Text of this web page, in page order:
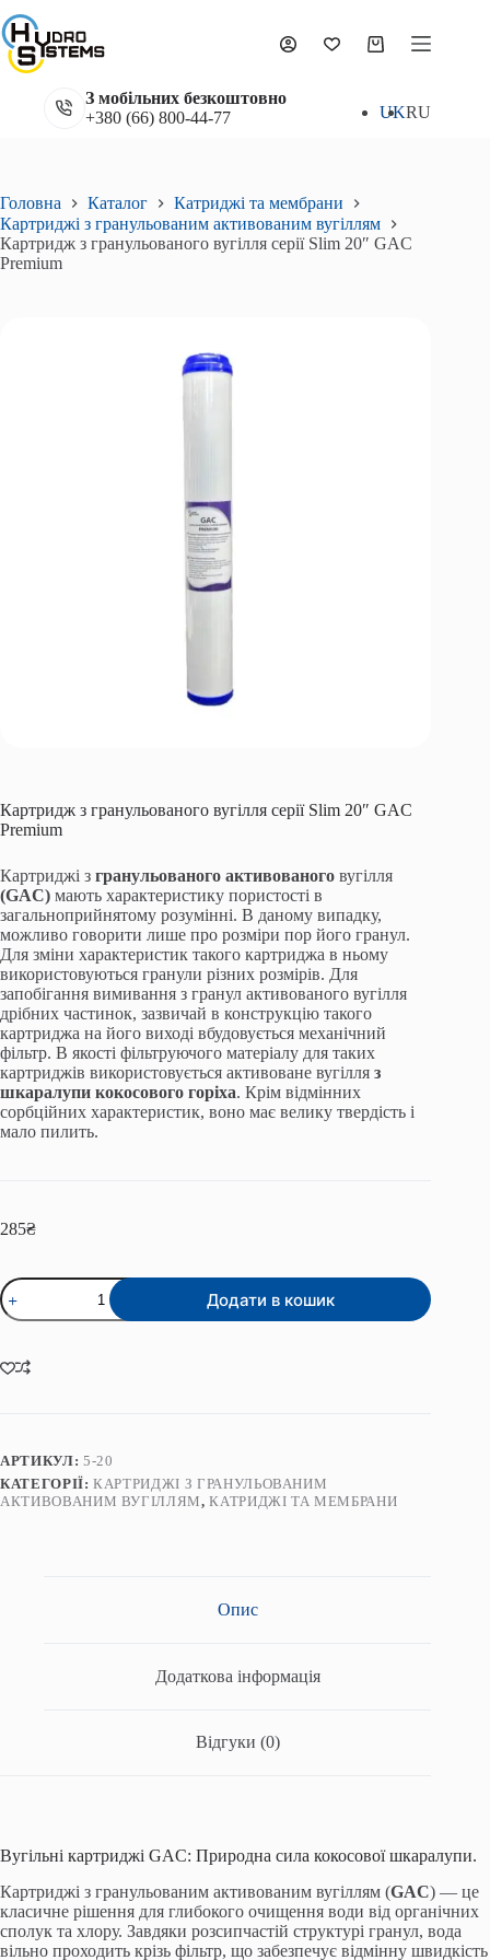
до
вмісту
Кошик
З мобільних безкоштовно
+380 (66) 800-44-77
UKRU
Головна Каталог
Катриджі та мембрани
Картриджі з гранульованим активованим вугіллям
Картридж з гранульованого вугілля серії Slim 20″ GAC
Premium
Картридж з гранульованого вугілля серії Slim 20″ GAC
Premium
Картриджі з гранульованого активованого вугілля
(GAC) мають характеристику пористості в
загальноприйнятому розумінні. В даному випадку,
можливо говорити лише про розміри пор його гранул.
Для зміни характеристик такого картриджа в ньому
використовуються гранули різних розмірів. Для
запобігання вимивання з гранул активованого вугілля
дрібних частинок, зазвичай в конструкцію такого
картриджа на його виході вбудовується механічний
фільтр. В якості фільтруючого матеріалу для таких
картриджів використовується активоване вугілля з
шкаралупи кокосового горіха. Крім відмінних
сорбційних характеристик, воно має велику твердість і
мало пилить.
285₴
Картридж
з
гранульованого
серії
Slim
кількість
Додати в кошик
АРТИКУЛ: 5-20
КАТЕГОРІЇ:КАРТРИДЖІ З ГРАНУЛЬОВАНИМ
АКТИВОВАНИМ ВУГІЛЛЯМ,КАТРИДЖІ ТА МЕМБРАНИ
Опис
Додаткова інформація
Відгуки (0)
Вугільні картриджі GAC: Природна сила кокосової шкаралупи.
Картриджі з гранульованим активованим вугіллям (GAC) — це
класичне рішення для глибокого очищення води від органічних
сполук та хлору. Завдяки розсипчастій структурі гранул, вода
вільно проходить крізь фільтр, що забезпечує відмінну швидкість